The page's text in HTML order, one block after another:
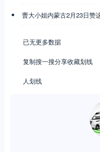
曹大小姐内蒙古2月23日赞
已无更多数据
复制搜一搜分享收藏划线
人划线